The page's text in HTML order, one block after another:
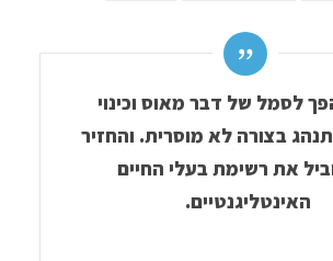
לסמל של דבר מאוס וכינוי
בצורה לא מוסרית. והחזיר
את רשימת בעלי החיים
האינטליגנטיים.